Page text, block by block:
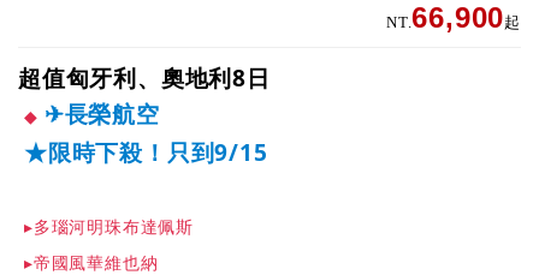
同業專區
旅遊警示公告
NT.66,900起
超值匈牙利、奧地利8日
✈長榮航空
★限時下殺！只到9/15
▸多瑙河明珠布達佩斯
▸帝國風華維也納